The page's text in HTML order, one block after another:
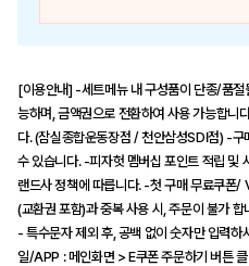
[이용안내] -세트메뉴 내 구성품이 단종/품
능하며, 금액권으로 전환하여 사용 가능합니
다. (잠실종합운동장점 / 천안삼성SDI점) -구
수 있습니다. -피자헛 멤버십 포인트 적립 및
랜드사 정책에 따릅니다. -첫 구매 무료쿠폰/
(교환권 포함)과 중복 사용 시, 주문이 불가
- 특수문자 제외 후, 공백 없이 숫자만 입력
일/APP : 메인화면 > E쿠폰 주문하기 버튼